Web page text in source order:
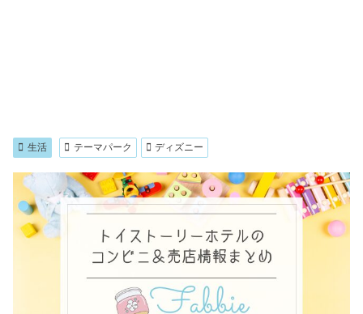
生活 テーマパーク ディズニー